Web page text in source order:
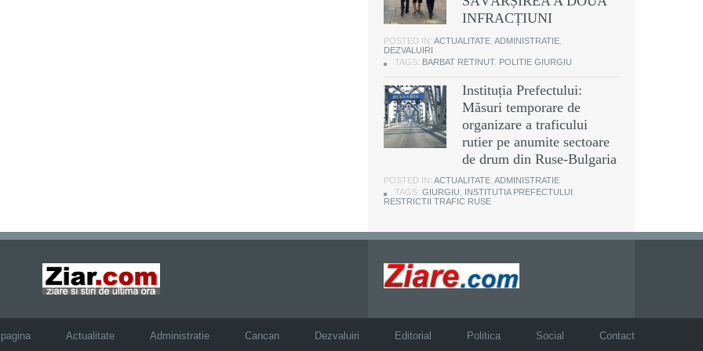
INFRACȚIUNI
POSTED IN: ACTUALITATE ADMINISTRATIE
DEZVALUIRI
TAGS: BARBAT RETINUT, POLITIE GIURGIU
Instituția Prefectului:
Măsuri temporare de
organizare a traficului
rutier pe anumite sectoare
de drum din Ruse-Bulgaria
POSTED IN: ACTUALITATE ADMINISTRATIE
TAGS: GIURGIU INSTITUTIA PREFECTULUI
RESTRICTII TRAFIC RUSE
Actualitate Administratie Cancan Dezvaluiri Editorial Politica Social Contact